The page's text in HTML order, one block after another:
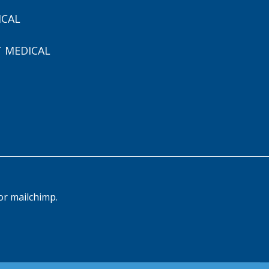
MEDICAL
mailchimp.